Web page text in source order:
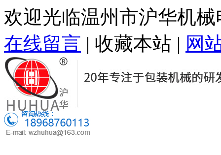
欢迎光临温州市沪华机
在线留言 | 收藏本站 | 网